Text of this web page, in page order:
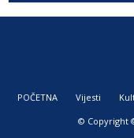
POČETNA Vijesti
© Copyright